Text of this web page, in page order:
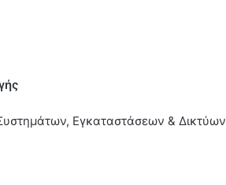
Εγκαταστάσεων & Δικτύων